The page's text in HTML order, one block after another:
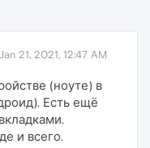
Jan 21, 2021, 12:47 AM
(ноуте) в
Есть ещё
и всего.